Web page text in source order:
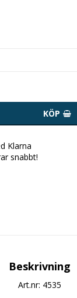
KÖP
Klarna
snabbt!
Beskrivning
Art.nr: 4535